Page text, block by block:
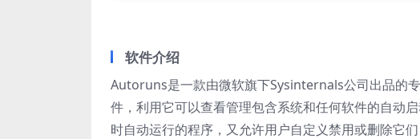
软件介绍
Autoruns是一款由微软旗下Sysinternals公司出品的
件，利用它可以查看管理包含系统和任何软件的自动
时自动运行的程序，又允许用户自定义禁用或删除它